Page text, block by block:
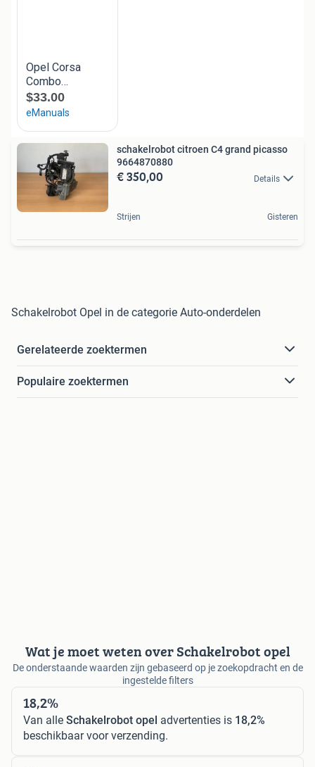
schakelrobot citroen C4 grand picasso
9664870880
€ 350,00 Details
Strijen Gisteren
Schakelrobot Opel in de categorie Auto-onderdelen
Gerelateerde zoektermen
Populaire zoektermen
Wat je moet weten over Schakelrobot opel
De onderstaande waarden zijn gebaseerd op je zoekopdracht en de
ingestelde filters
18,2%
Van alle Schakelrobot opel advertenties is 18,2%
beschikbaar voor verzending.